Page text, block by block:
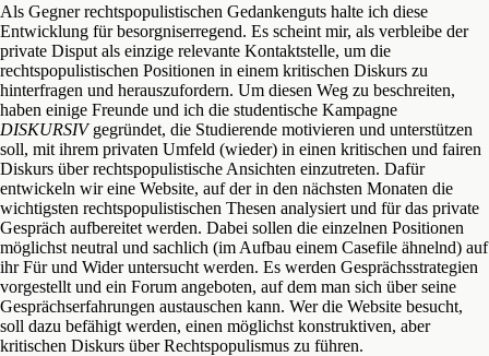
Als Gegner rechtspopulistischen Gedankenguts halte ich diese
Entwicklung für besorgniserregend. Es scheint mir, als verbleibe der
private Disput als einzige relevante Kontaktstelle, um die
rechtspopulistischen Positionen in einem kritischen Diskurs zu
hinterfragen und herauszufordern. Um diesen Weg zu beschreiten,
haben einige Freunde und ich die studentische Kampagne
DISKURSIVgegründet, die Studierende motivieren und unterstützen
soll, mit ihrem privaten Umfeld (wieder) in einen kritischen und fairen
Diskurs über rechtspopulistische Ansichten einzutreten. Dafür
entwickeln wir eine Website, auf der in den nächsten Monaten die
wichtigsten rechtspopulistischen Thesen analysiert und für das private
Gespräch aufbereitet werden. Dabei sollen die einzelnen Positionen
möglichst neutral und sachlich (im Aufbau einem Casefile ähnelnd) auf
ihr Für und Wider untersucht werden. Es werden Gesprächsstrategien
vorgestellt und ein Forum angeboten, auf dem man sich über seine
Gesprächserfahrungen austauschen kann. Wer die Website besucht,
soll dazu befähigt werden, einen möglichst konstruktiven, aber
kritischen Diskurs über Rechtspopulismus zu führen.